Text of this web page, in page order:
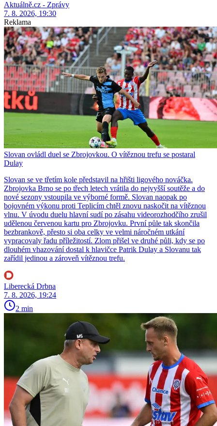
Aktuálně.cz - Zprávy
7. 8. 2026, 19:30
Reklama
Slovan ovládl duel se Zbrojovkou. O vítěznou trefu se postaral
Dulay
Slovan se ve třetím kole představil na hřišti ligového nováčka.
Zbrojovka Brno se po třech letech vrátila do nejvyšší soutěže a do
nové sezony vstoupila ve výborné formě. Slovan naopak po
bojovném výkonu proti Teplicím chtěl znovu naskočit na vítěznou
vlnu. V úvodu duelu hlavní sudí po zásahu videorozhodčího zrušil
udělenou červenou kartu pro Zbrojovku. První půle tak skončila
bezbrankově, přesto si oba celky ve velmi náročném utkání
vypracovaly řadu příležitostí. Zlom přišel ve druhé půli, kdy se po
dlouhém vhazování dostal k hlavičce Patrik Dulay a Slovanu tak
zařídil jedinou a zároveň vítěznou trefu.
Liberecká Drbna
7. 8. 2026, 19:24
2 min